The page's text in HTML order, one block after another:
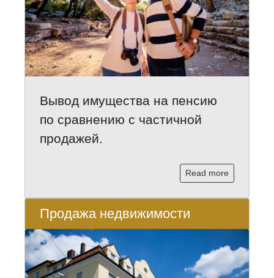
Вывод имущества на пенсию
по сравнению с частичной
продажей.
Read more
Продажа недвижимости